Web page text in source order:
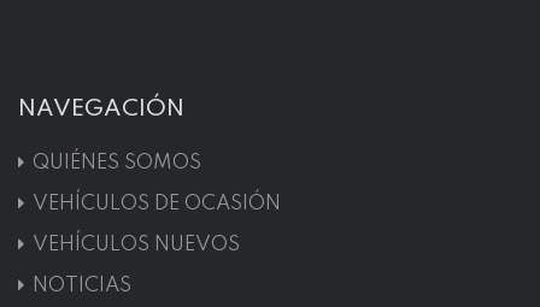
NAVEGACIÓN
QUIÉNES SOMOS
VEHÍCULOS DE OCASIÓN
VEHÍCULOS NUEVOS
NOTICIAS